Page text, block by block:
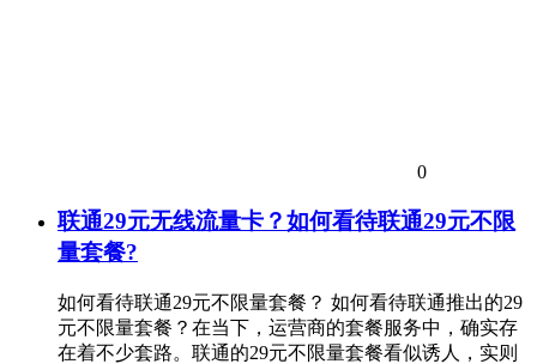
0
联通29元无线流量卡？如何看待联通29元不限
量套餐?
如何看待联通29元不限量套餐？ 如何看待联通推出的29
元不限量套餐？在当下，运营商的套餐服务中，确实存
在着不少套路。联通的29元不限量套餐看似诱人，实则